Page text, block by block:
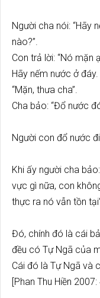
Người cha nói: “Hãy
nào?”.
Con trả lời: “Nó mặn
Hãy nếm nước ở đáy.
“Mặn, thưa cha”.
Cha bảo: “Đổ nước
Người con đổ nước
Khi ấy người cha
vực gì nữa, con
thực ra nó vẫn tồn
Đó, chính đó là cái
đều có Tự Ngã của
Cái đó là Tự Ngã và
[Phan Thu Hiền 2007: